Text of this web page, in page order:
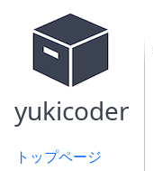
yukicoder
トップページ